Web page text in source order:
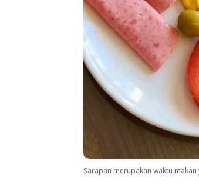
Sarapan merupakan waktu